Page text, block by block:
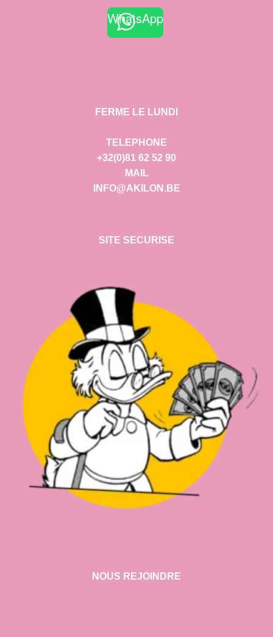
WhatsApp
FERME LE LUNDI
TELEPHONE
+32(0)81 62 52 90
MAIL
INFO@AKILON.BE
SITE SECURISE
NOUS REJOINDRE